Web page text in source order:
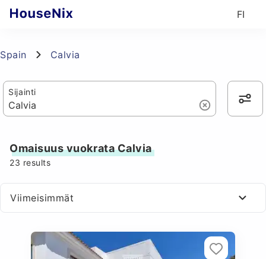
FI
Spain Calvia
Sijainti
Omaisuus vuokrata Calvia
23 results
Viimeisimmät